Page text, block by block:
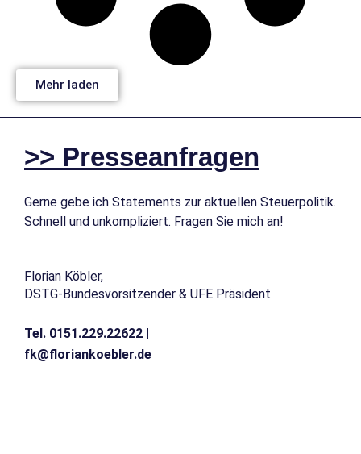
Mehr laden
>> Presseanfragen
Gerne gebe ich Statements zur aktuellen Steuerpolitik.
Schnell und unkompliziert. Fragen Sie mich an!
Florian Köbler,
DSTG-Bundesvorsitzender & UFE Präsident
Tel. 0151.229.22622 |
fk@floriankoebler.de